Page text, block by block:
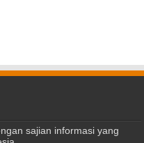
sajian informasi yang